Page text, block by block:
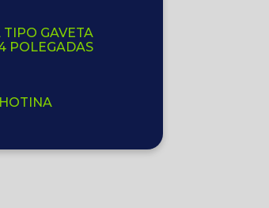
TIPO GAVETA
POLEGADAS